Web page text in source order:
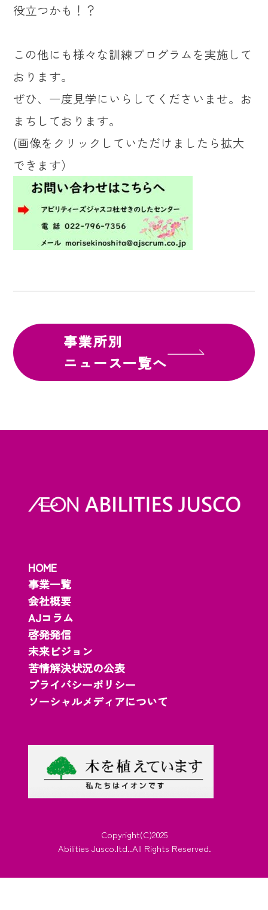
役立つかも！？
この他にも様々な訓練プログラムを実施して
おります。
ぜひ、一度見学にいらしてくださいませ。お
まちしております。
(画像をクリックしていただけましたら拡大
できます）
事業所別
ニュース一覧へ
HOME
事業一覧
会社概要
AJコラム
啓発発信
未来ビジョン
苦情解決状況の公表
プライバシーポリシー
ソーシャルメディアについて
Copyright(C)2025
Abilities Jusco.ltd..All Rights Reserved.